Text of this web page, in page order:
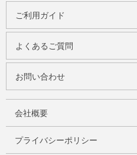
ご利用ガイド
よくあるご質問
お問い合わせ
会社概要
プライバシーポリシー